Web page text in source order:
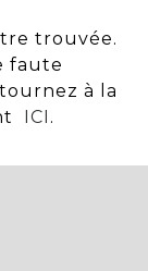
trouvée.
faute
à la
ICI .